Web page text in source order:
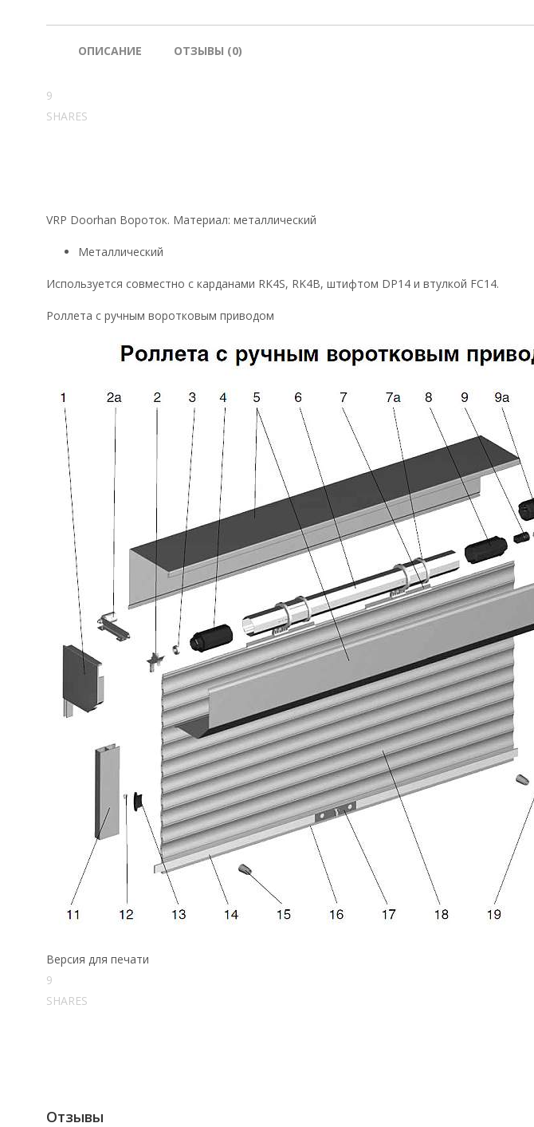
ОПИСАНИЕ ОТЗЫВЫ (0)
9
SHARES
VRP Doorhan Вороток. Материал: металлический
Металлический
Используется совместно с карданами RK4S, RK4B, штифтом DP14 и втулкой FC14.
Роллета с ручным воротковым приводом
Версия для печати
9
SHARES
Отзывы